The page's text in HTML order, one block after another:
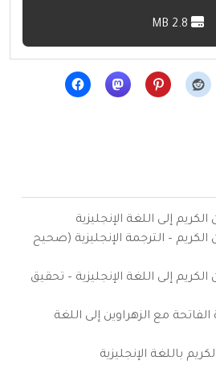
إلى اللغة الإنجليزية
الكريم – الترجمة الإنجليزية (صحيح
إلى اللغة الإنجليزية – تحقيق
مع الزهراوين إلى اللغة
باللغة الإنجليزية